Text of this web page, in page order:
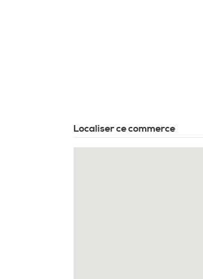
Localiser ce commerce